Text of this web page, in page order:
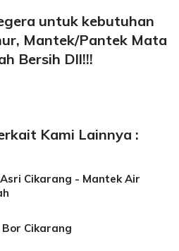
untuk kebutuhan
Mantek/Pantek Mata
Bersih Dll!!!
Kami Lainnya :
Cikarang - Mantek Air
Cikarang